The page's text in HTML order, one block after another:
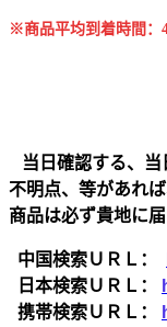
※商品平均到着時間：4
当日確認する、当
不明点、等があれ
商品は必ず貴地に
中国検索ＵＲＬ：
日本検索ＵＲＬ：
携帯検索ＵＲＬ：